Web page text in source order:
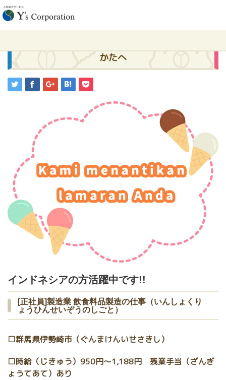
かたへ
インドネシアの方活躍中です!!
[正社員]製造業 飲食料品製造の仕事（いんしょくり
ょうひんせいぞうのしごと）
□群馬県伊勢崎市（ぐんまけんいせさきし）
□時給（じきゅう）950円〜1,188円 残業手当（ざんぎ
ょうてあて）あり